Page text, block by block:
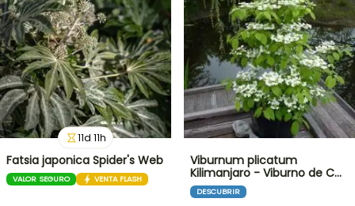
11d 11h
Fatsia japonica Spider's Web
VALOR SEGURO VENTA FLASH
Viburnum plicatum
Kilimanjaro - Viburno de C…
DESCUBRIR